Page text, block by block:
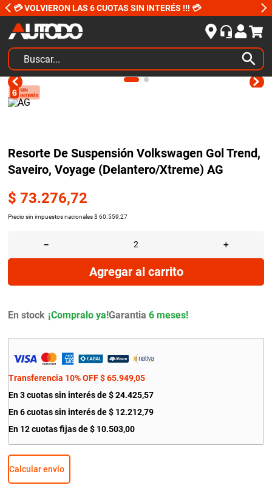
💳 VOLVIERON LAS 6 CUOTAS SIN INTERÉS !!! 💳
Buscar...
Resorte De Suspensión Volkswagen Gol Trend,
Saveiro, Voyage (Delantero/Xtreme) AG
$ 73.276,72
Precio sin impuestos nacionales $ 60 559 27
＋
－
Agregar al carrito
En stock Garantia 6 meses!
Transferencia 10% OFF $ 65.949,05
En 3 cuotas sin interés de $ 24.425,57
En 6 cuotas sin interés de$ 12.212,79
En 12 cuotas fijas de $ 10.503,00
Calcular envío
TÉRMINOS MÁS BUSCADOS
1.
3.
bujias ngk
4.
honda civic
5
bora
6.
renault
8.
sprinter